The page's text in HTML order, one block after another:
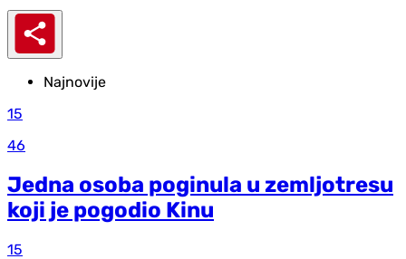
Najnovije
15
46
Jedna osoba poginula u zemljotresu
koji je pogodio Kinu
15